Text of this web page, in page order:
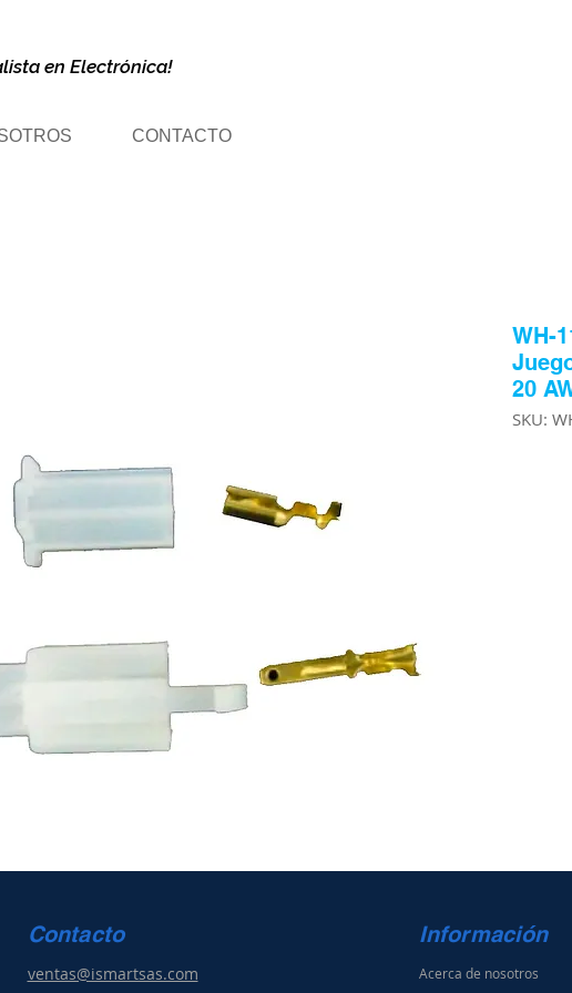
en Electrónica!
CONTACTO
WH-
20
SKU:
Contacto
ventas@ismartsas.com
Información
Acerca de nosotros